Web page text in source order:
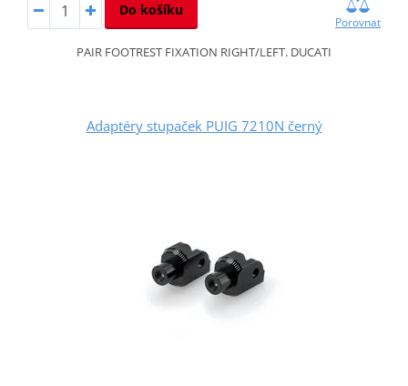
Do košíku
Porovnat
PAIR FOOTREST FIXATION RIGHT/LEFT. DUCATI
Adaptéry stupaček PUIG 7210N černý